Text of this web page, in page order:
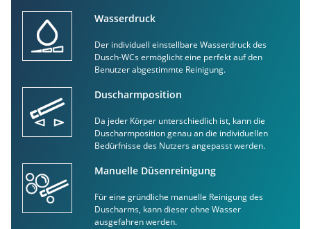
Wasserdruck
Der individuell einstellbare Wasserdruck des
Dusch-WCs ermöglicht eine perfekt auf den
Benutzer abgestimmte Reinigung.
Duscharmposition
Da jeder Körper unterschiedlich ist, kann die
Duscharmposition genau an die individuellen
Bedürfnisse des Nutzers angepasst werden.
Manuelle Düsenreinigung
Für eine gründliche manuelle Reinigung des
Duscharms, kann dieser ohne Wasser
ausgefahren werden.